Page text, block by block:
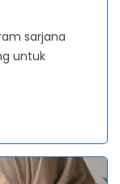
sarjana
untuk